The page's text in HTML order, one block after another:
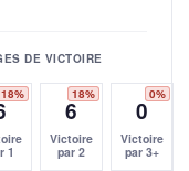
DE VICTOIRE
18%
1
18%
6
Victoire
par 2
0%
0
Victoire
par 3+